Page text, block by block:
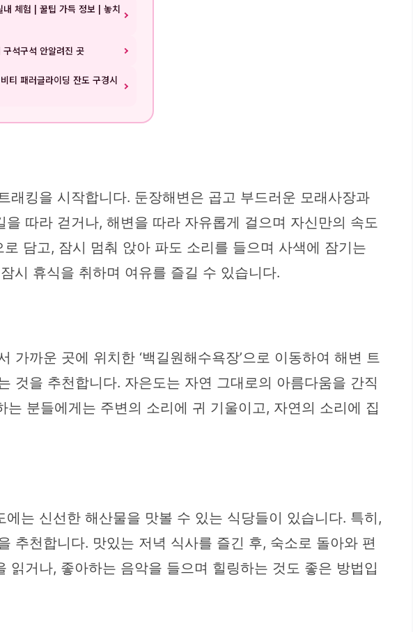
체험 | 꿀팁 가득 정보 | 놓치
석구석 안알려진 곳
티 패러글라이딩 잔도 구경시
킹을 시작합니다. 둔장해변은 곱고 부드러운 모래사장과
따라 걷거나, 해변을 따라 자유롭게 걸으며 자신만의 속도
담고, 잠시 멈춰 앉아 파도 소리를 들으며 사색에 잠기는
시 휴식을 취하며 여유를 즐길 수 있습니다.
까운 곳에 위치한 ‘백길원해수욕장’으로 이동하여 해변 트
것을 추천합니다. 자은도는 자연 그대로의 아름다움을 간직
분들에게는 주변의 소리에 귀 기울이고, 자연의 소리에 집
는 신선한 해산물을 맛볼 수 있는 식당들이 있습니다. 특히,
추천합니다. 맛있는 저녁 식사를 즐긴 후, 숙소로 돌아와 편
거나, 좋아하는 음악을 들으며 힐링하는 것도 좋은 방법입